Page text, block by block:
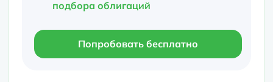
подбора облигаций
Попробовать бесплатно